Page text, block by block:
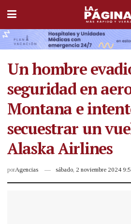
Un hombre
seguridad en
Montana e
secuestrar un
Alaska Airlines
porAgencias sábado, 2 noviembre 2024